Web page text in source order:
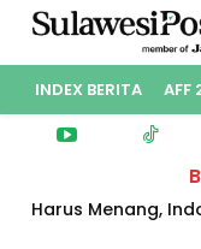
INDEX BERITA AFF
Harus Menang,
dan